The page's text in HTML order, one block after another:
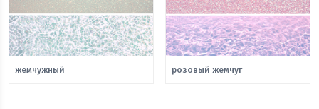
жемчужный розовый жемчуг